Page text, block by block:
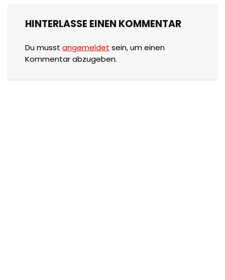
HINTERLASSE EINEN KOMMENTAR
Du musst angemeldet sein, um einen
Kommentar abzugeben.